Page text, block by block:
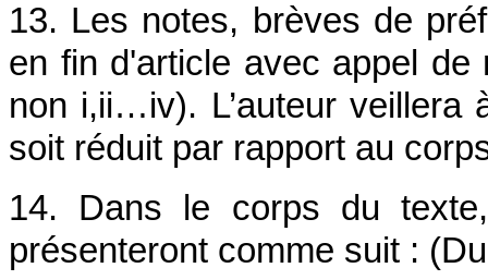
13. Les notes, brèves de
en fin d'article avec appel de
non i,ii…iv). L’auteur veillera
soit réduit par rapport au
14. Dans le corps du
présenteront comme suit :